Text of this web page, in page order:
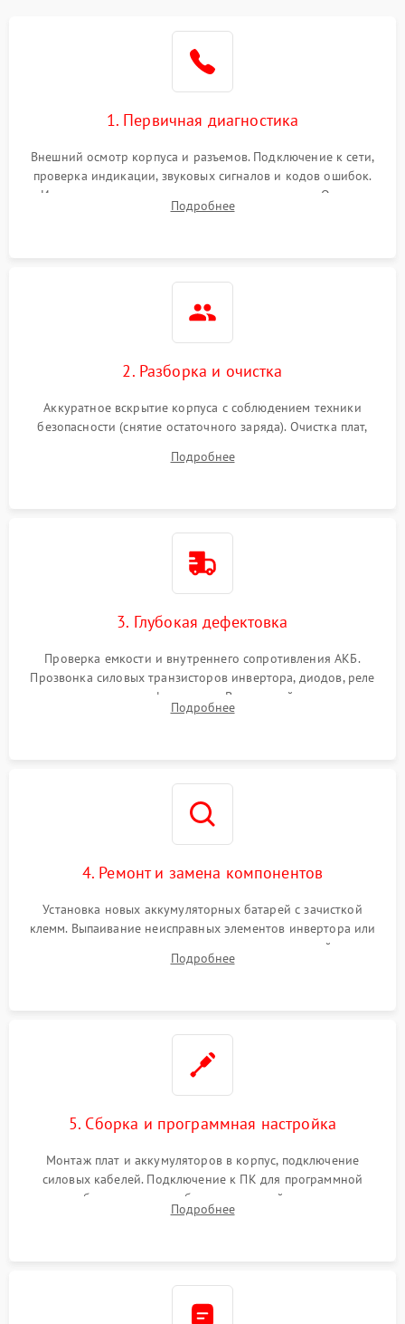
1. Первичная диагностика
Внешний осмотр корпуса и разъемов. Подключение к сети,
проверка индикации, звуковых сигналов и кодов ошибок.
Измерение входного и выходного напряжения. Оценка
реакции ИБП на отключение основного питания без
Подробнее
2. Разборка и очистка
Аккуратное вскрытие корпуса с соблюдением техники
безопасности (снятие остаточного заряда). Очистка плат,
и кистей для предотвращения перегрева и замыканий.
Подробнее
3. Глубокая дефектовка
Проверка емкости и внутреннего сопротивления АКБ.
Прозвонка силовых транзисторов инвертора, диодов, реле
переключения и трансформатора. Визуальный поиск вздутых
конденсаторов и прогаров на печатной плате.
Подробнее
4. Ремонт и замена компонентов
Установка новых аккумуляторных батарей с зачисткой
клемм. Выпаивание неисправных элементов инвертора или
цепи зарядки и монтаж новых радиодеталей.
Восстановление поврежденных токоведущих дорожек и
Подробнее
5. Сборка и программная настройка
Монтаж плат и аккумуляторов в корпус, подключение
силовых кабелей. Подключение к ПК для программной
калибровки констант батареи, настройки порогов
срабатывания AVR и сброса счетчиков старения АКБ.
Подробнее